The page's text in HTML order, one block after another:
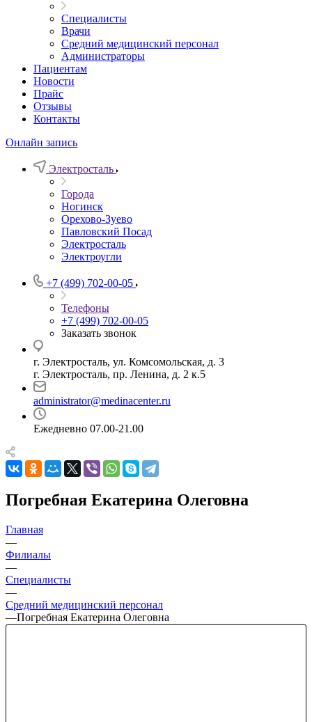
Специалисты
Врачи
Средний медицинский персонал
Администраторы
Пациентам
Новости
Прайс
Отзывы
Контакты
Онлайн запись
Электросталь
Города
Ногинск
Орехово-Зуево
Павловский Посад
Электросталь
Электроугли
+7 (499) 702-00-05
Телефоны
+7 (499) 702-00-05
Заказать звонок
г. Электросталь, ул. Комсомольская, д. 3
г. Электросталь, пр. Ленина, д. 2 к.5
administrator@medinacenter.ru
Ежедневно 07.00-21.00
Погребная Екатерина Олеговна
Главная
—
Филиалы
—
Специалисты
—
Средний медицинский персонал
—Погребная Екатерина Олеговна